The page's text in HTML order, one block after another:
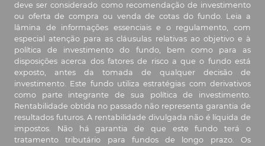
Agosto/22
Julho/22
Junho/22
Maio/22
Abril/22
deve ser considerado como recomendação de investimento
ou oferta de compra ou venda de cotas do fundo. Leia a
lâmina de informações essenciais e o regulamento, com
especial atenção para as cláusulas relativas ao objetivo e à
política de investimento do fundo, bem como para as
disposições acerca dos fatores de risco a que o fundo está
exposto, antes da tomada de qualquer decisão de
investimento. Este fundo utiliza estratégias com derivativos
como parte integrante de sua política de investimento.
Rentabilidade obtida no passado não representa garantia de
resultados futuros. A rentabilidade divulgada não é líquida de
impostos. Não há garantia de que este fundo terá o
tratamento tributário para fundos de longo prazo. Os